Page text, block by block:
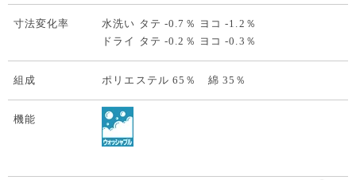
寸法変化率
水洗い タテ -0.7％ ヨコ -1.2％
ドライ タテ -0.2％ ヨコ -0.3％
組成 ポリエステル 65％ 綿 35％
機能